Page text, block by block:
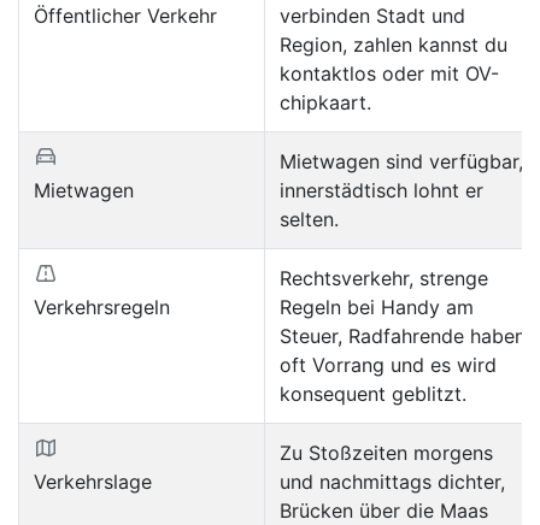
Öffentlicher Verkehr
verbinden Stadt und
Region, zahlen kannst du
kontaktlos oder mit OV-
chipkaart.
Mietwagen
Mietwagen sind verfügbar,
innerstädtisch lohnt er
selten.
Verkehrsregeln
Rechtsverkehr, strenge
Regeln bei Handy am
Steuer, Radfahrende haben
oft Vorrang und es wird
konsequent geblitzt.
Verkehrslage
Zu Stoßzeiten morgens
und nachmittags dichter,
Brücken über die Maas